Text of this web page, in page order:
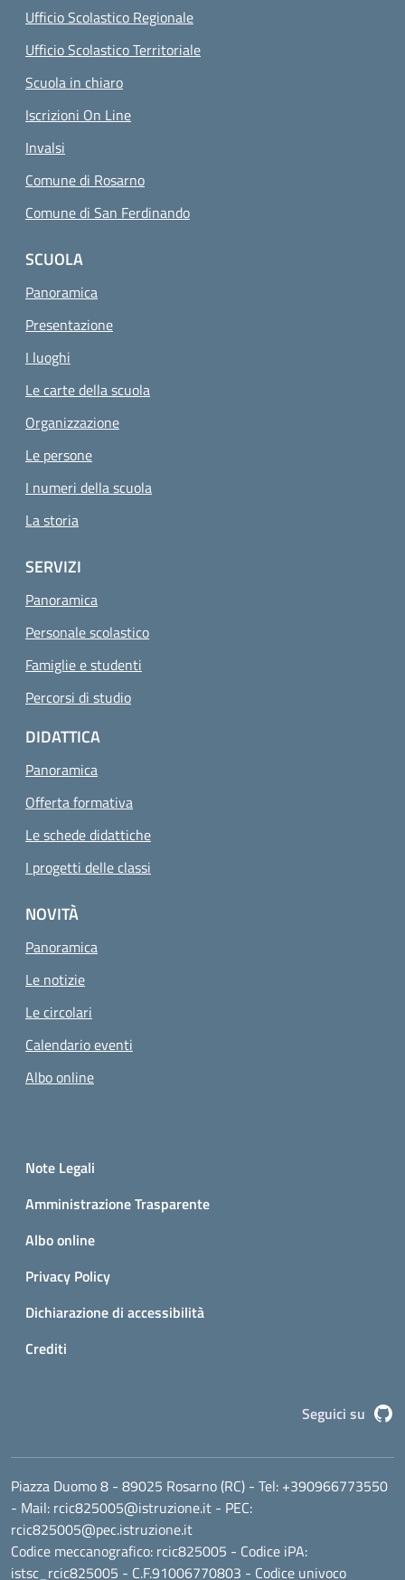
Ufficio Scolastico Regionale
Ufficio Scolastico Territoriale
Scuola in chiaro
Iscrizioni On Line
Invalsi
Comune di Rosarno
Comune di San Ferdinando
SCUOLA
Panoramica
Presentazione
I luoghi
Le carte della scuola
Organizzazione
Le persone
I numeri della scuola
La storia
SERVIZI
Panoramica
Personale scolastico
Famiglie e studenti
Percorsi di studio
DIDATTICA
Panoramica
Offerta formativa
Le schede didattiche
I progetti delle classi
NOVITÀ
Panoramica
Le notizie
Le circolari
Calendario eventi
Albo online
Small prints
Note Legali
Amministrazione Trasparente
Albo online
Privacy Policy
Dichiarazione di accessibilità
Crediti
Seguici su
Piazza Duomo 8 - 89025 Rosarno (RC) - Tel: +390966773550
- Mail: rcic825005@istruzione.it - PEC:
rcic825005@pec.istruzione.it
Codice meccanografico: rcic825005 - Codice iPA:
istsc_rcic825005 - C.F.91006770803 - Codice univoco